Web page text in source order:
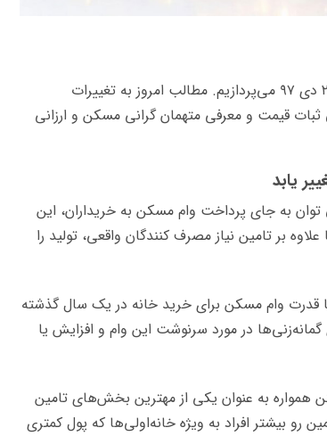
در این گزارش به مرور اتفاقات و اخبار بازار مسکن در تاریخ ۲۳ دی ۹۷ می‌پردازیم. مطالب امروز به تغییرات
قیمت و معرفی متهمان گرانی مسکن و ارزانی
یابد
به جای پرداخت وام مسکن به خریداران، این
بر تامین نیاز مصرف کنندگان واقعی، تولید را
قدرت وام مسکن برای خرید خانه در یک سال گذشته
گمانه‌زنی‌ها در مورد سرنوشت این وام و افزایش یا
به عنوان یکی از مهترین بخش‌های تامین
بیشتر افراد به ویژه خانه‌اولی‌ها که پول کمتری